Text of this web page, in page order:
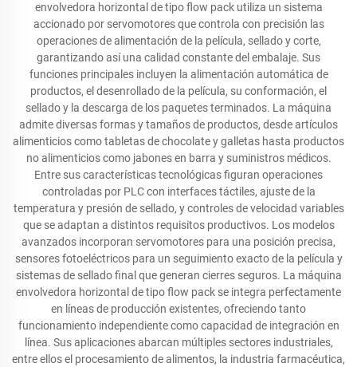
envolvedora horizontal de tipo flow pack utiliza un sistema
accionado por servomotores que controla con precisión las
operaciones de alimentación de la película, sellado y corte,
garantizando así una calidad constante del embalaje. Sus
funciones principales incluyen la alimentación automática de
productos, el desenrollado de la película, su conformación, el
sellado y la descarga de los paquetes terminados. La máquina
admite diversas formas y tamaños de productos, desde artículos
alimenticios como tabletas de chocolate y galletas hasta productos
no alimenticios como jabones en barra y suministros médicos.
Entre sus características tecnológicas figuran operaciones
controladas por PLC con interfaces táctiles, ajuste de la
temperatura y presión de sellado, y controles de velocidad variables
que se adaptan a distintos requisitos productivos. Los modelos
avanzados incorporan servomotores para una posición precisa,
sensores fotoeléctricos para un seguimiento exacto de la película y
sistemas de sellado final que generan cierres seguros. La máquina
envolvedora horizontal de tipo flow pack se integra perfectamente
en líneas de producción existentes, ofreciendo tanto
funcionamiento independiente como capacidad de integración en
línea. Sus aplicaciones abarcan múltiples sectores industriales,
entre ellos el procesamiento de alimentos, la industria farmacéutica,